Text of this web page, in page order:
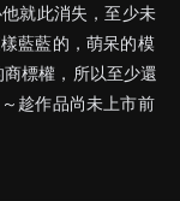
就此消失，至少未
藍藍的，萌呆的模
標權，所以至少還
趁作品尚未上市前